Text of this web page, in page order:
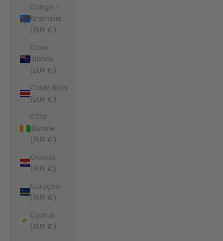
Congo -
Kinshasa
(EUR €)
Cook
Islands
(EUR €)
Costa Rica
(EUR €)
Côte
d’Ivoire
(EUR €)
Croatia
(EUR €)
Curaçao
(EUR €)
Cyprus
(EUR €)